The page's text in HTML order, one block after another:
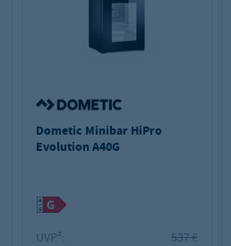
Dometic Minibar HiPro
Evolution A40G
UVP²:
537 €